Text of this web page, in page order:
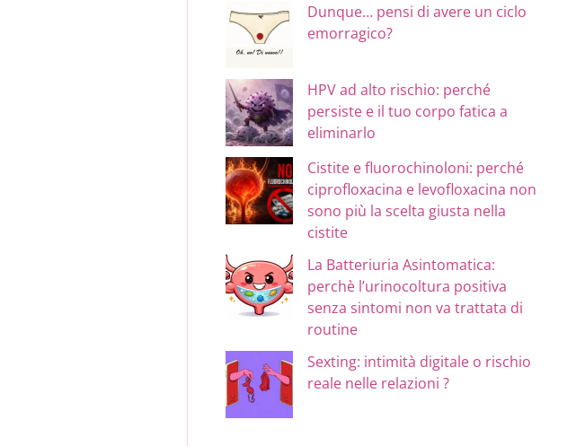
Dunque… pensi di avere un ciclo
emorragico?
HPV ad alto rischio: perché
persiste e il tuo corpo fatica a
eliminarlo
Cistite e fluorochinoloni: perché
ciprofloxacina e levofloxacina non
sono più la scelta giusta nella
cistite
La Batteriuria Asintomatica:
perchè l’urinocoltura positiva
senza sintomi non va trattata di
routine
Sexting: intimità digitale o rischio
reale nelle relazioni ?